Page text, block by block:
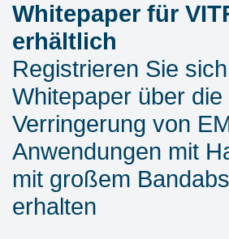
Whitepaper für
erhältlich
Registrieren Sie
Whitepaper über die
Verringerung von
Anwendungen mit
mit großem
erhalten